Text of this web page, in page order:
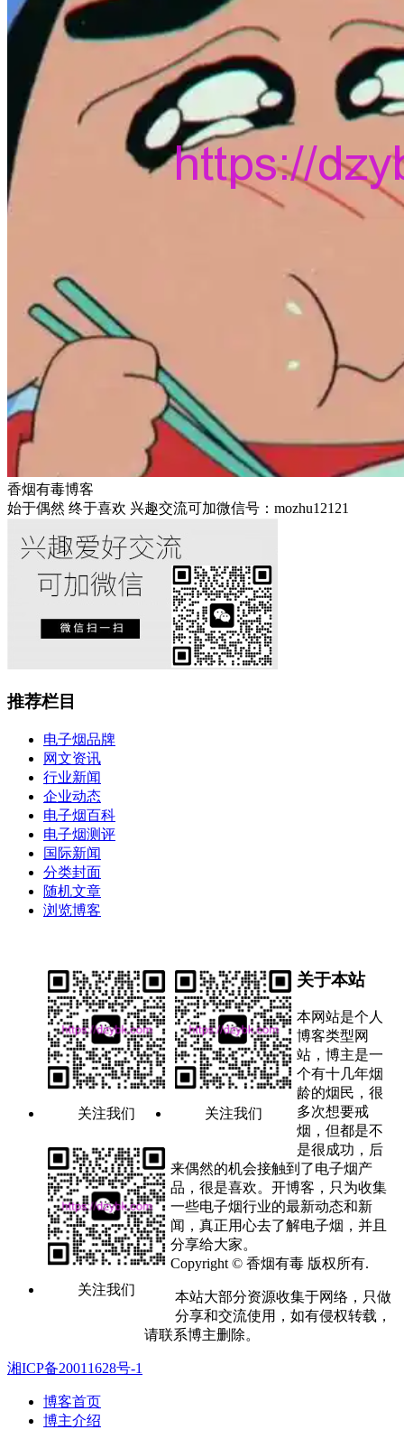
香烟有毒博客
始于偶然 终于喜欢 兴趣交流可加微信号：mozhu12121
推荐栏目
电子烟品牌
网文资讯
行业新闻
企业动态
电子烟百科
电子烟测评
国际新闻
分类封面
随机文章
浏览博客
关注我们 关注我们
关注我们
关于本站
本网站是个人
博客类型网
站，博主是一
个有十几年烟
龄的烟民，很
多次想要戒
烟，但都是不
是很成功，后
来偶然的机会接触到了电子烟产
品，很是喜欢。开博客，只为收集
一些电子烟行业的最新动态和新
闻，真正用心去了解电子烟，并且
分享给大家。
Copyright © 香烟有毒 版权所有.
本站大部分资源收集于网络，只做
分享和交流使用，如有侵权转载，
请联系博主删除。
湘ICP备20011628号-1
博客首页
博主介绍